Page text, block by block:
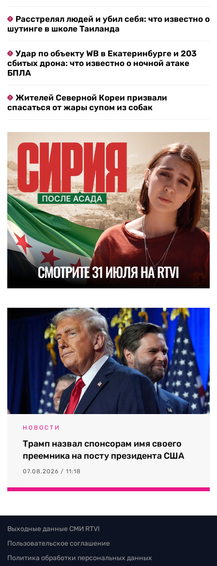
Расстрелял людей и убил себя: что известно о
шутинге в школе Таиланда
Удар по объекту WB в Екатеринбурге и 203
сбитых дрона: что известно о ночной атаке
БПЛА
Жителей Северной Кореи призвали
спасаться от жары супом из собак
НОВОСТИ
Трамп назвал спонсорам имя своего
преемника на посту президента США
07.08.2026 / 11:18
Выходные данные СМИ RTVI
Пользовательское соглашение
Политика обработки персональных данных